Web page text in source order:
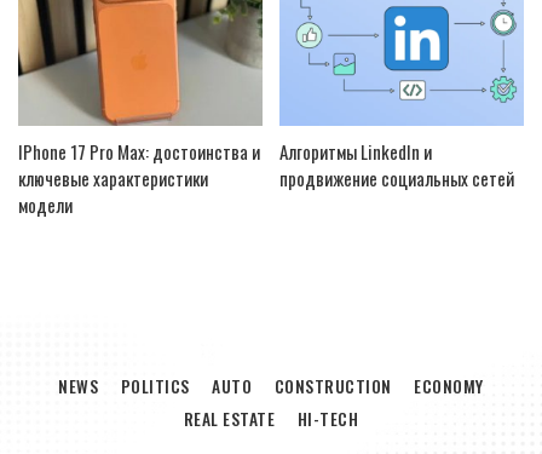
IPhone 17 Pro Max: достоинства и
ключевые характеристики
модели
Алгоритмы LinkedIn и
продвижение социальных сетей
NEWS POLITICS AUTO CONSTRUCTION
ECONOMY
REAL ESTATE
HI-TECH